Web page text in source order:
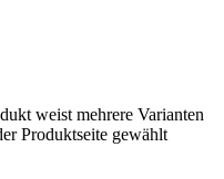
weist mehrere Varianten
Produktseite gewählt